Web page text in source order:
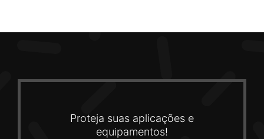
Proteja suas aplicações e
equipamentos!